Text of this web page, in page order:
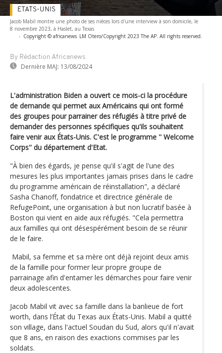
Jacob Mabil montre une photo de ses nièces lors d'une interview à son domicile, le
8 novembre 2023, à Haslet, au Texas
- Copyright © africanews LM Otero/Copyright 2023 The AP. All rights reserved.
By Rédaction Africanews
Dernière MAJ: 13/08/2024
ETATS-UNIS
L'administration Biden a ouvert ce mois-ci la procédure
de demande qui permet aux Américains qui ont formé
des groupes pour parrainer des réfugiés à titre privé de
demander des personnes spécifiques qu'ils souhaitent
faire venir aux États-Unis. C'est le programme '' Welcome
Corps'' du département d'Etat.
"À bien des égards, je pense qu'il s'agit de l'une des
mesures les plus importantes jamais prises dans le cadre
du programme américain de réinstallation", a déclaré
Sasha Chanoff, fondatrice et directrice générale de
RefugePoint, une organisation à but non lucratif basée à
Boston qui vient en aide aux réfugiés. "Cela permettra
aux familles qui ont désespérément besoin de se réunir
de le faire.
Mabil, sa femme et sa mère ont déjà rejoint deux amis
de la famille pour former leur propre groupe de
parrainage afin d'entamer les démarches pour faire venir
deux adolescentes.
Jacob Mabil vit avec sa famille dans la banlieue de fort
worth, dans l’État du Texas aux États-Unis. Mabil a quitté
son village, dans l'actuel Soudan du Sud, alors qu'il n'avait
que 8 ans, en raison des exactions commises par les
soldats.